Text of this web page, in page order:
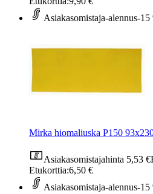
Asiakasomistaja-alennus-15
Mirka hiomaliuska P150
Asiakasomistajahinta 5,53 €
Etukorttia:6,50 €
Asiakasomistaja-alennus-15